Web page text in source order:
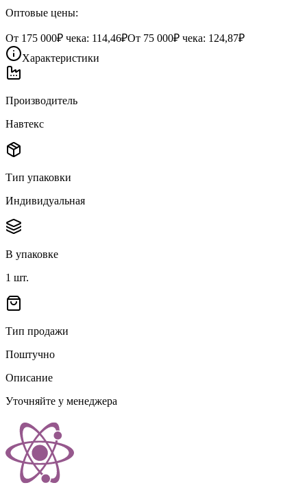
Оптовые цены:
От 175 000₽ чека: 114,46₽От 75 000₽ чека: 124,87₽
Характеристики
Производитель
Навтекс
Тип упаковки
Индивидуальная
В упаковке
1 шт.
Тип продажи
Поштучно
Описание
Уточняйте у менеджера